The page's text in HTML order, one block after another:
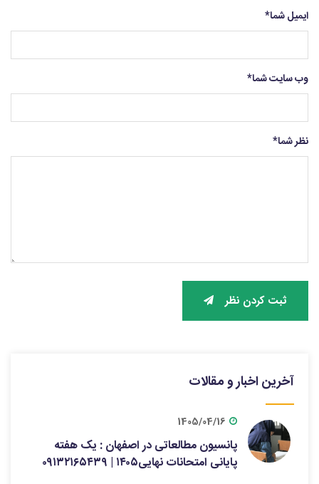
ایمیل شما*
وب سایت شما*
نظر شما*
ثبت کردن نظر
آخرین اخبار و مقالات
1405/04/16
پانسیون مطالعاتی در اصفهان : یک هفته
پایانی امتحانات نهایی۱۴۰۵ | ۰۹۱۳۲۱۶۵۴۳۹